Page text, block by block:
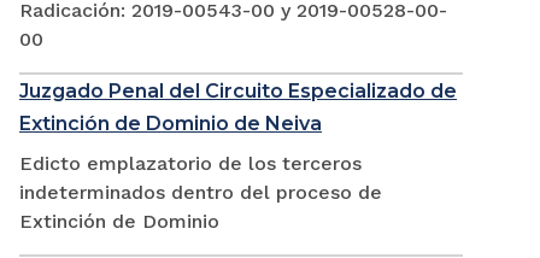
Radicación: 2019-00543-00 y 2019-00528-00-
00
Juzgado Penal del Circuito Especializado de
Extinción de Dominio de Neiva
Edicto emplazatorio de los terceros
indeterminados dentro del proceso de
Extinción de Dominio